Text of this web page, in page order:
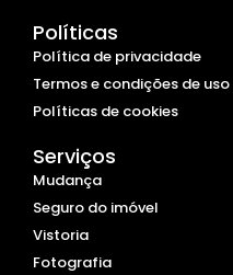
Políticas
Política de privacidade
Termos e condições de uso
Políticas de cookies
Serviços
Mudança
Seguro do imóvel
Vistoria
Fotografia